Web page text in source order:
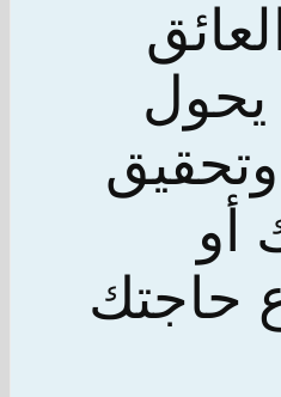
يحول
أو
حاجتك